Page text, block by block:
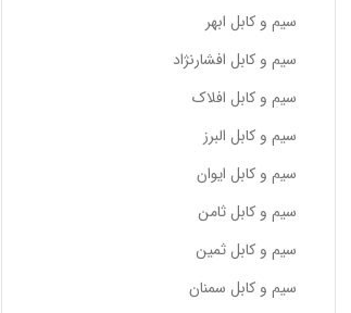
سیم و کابل ابهر
سیم و کابل افشارنژاد
سیم و کابل افلاک
سیم و کابل البرز
سیم و کابل ایوان
سیم و کابل ثامن
سیم و کابل ثمین
سیم و کابل سمنان